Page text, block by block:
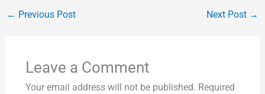
← Previous Post Next Post →
Leave a Comment
Your email address will not be published. Required